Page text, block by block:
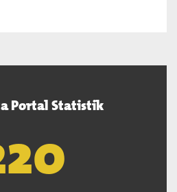
Portal Statistik